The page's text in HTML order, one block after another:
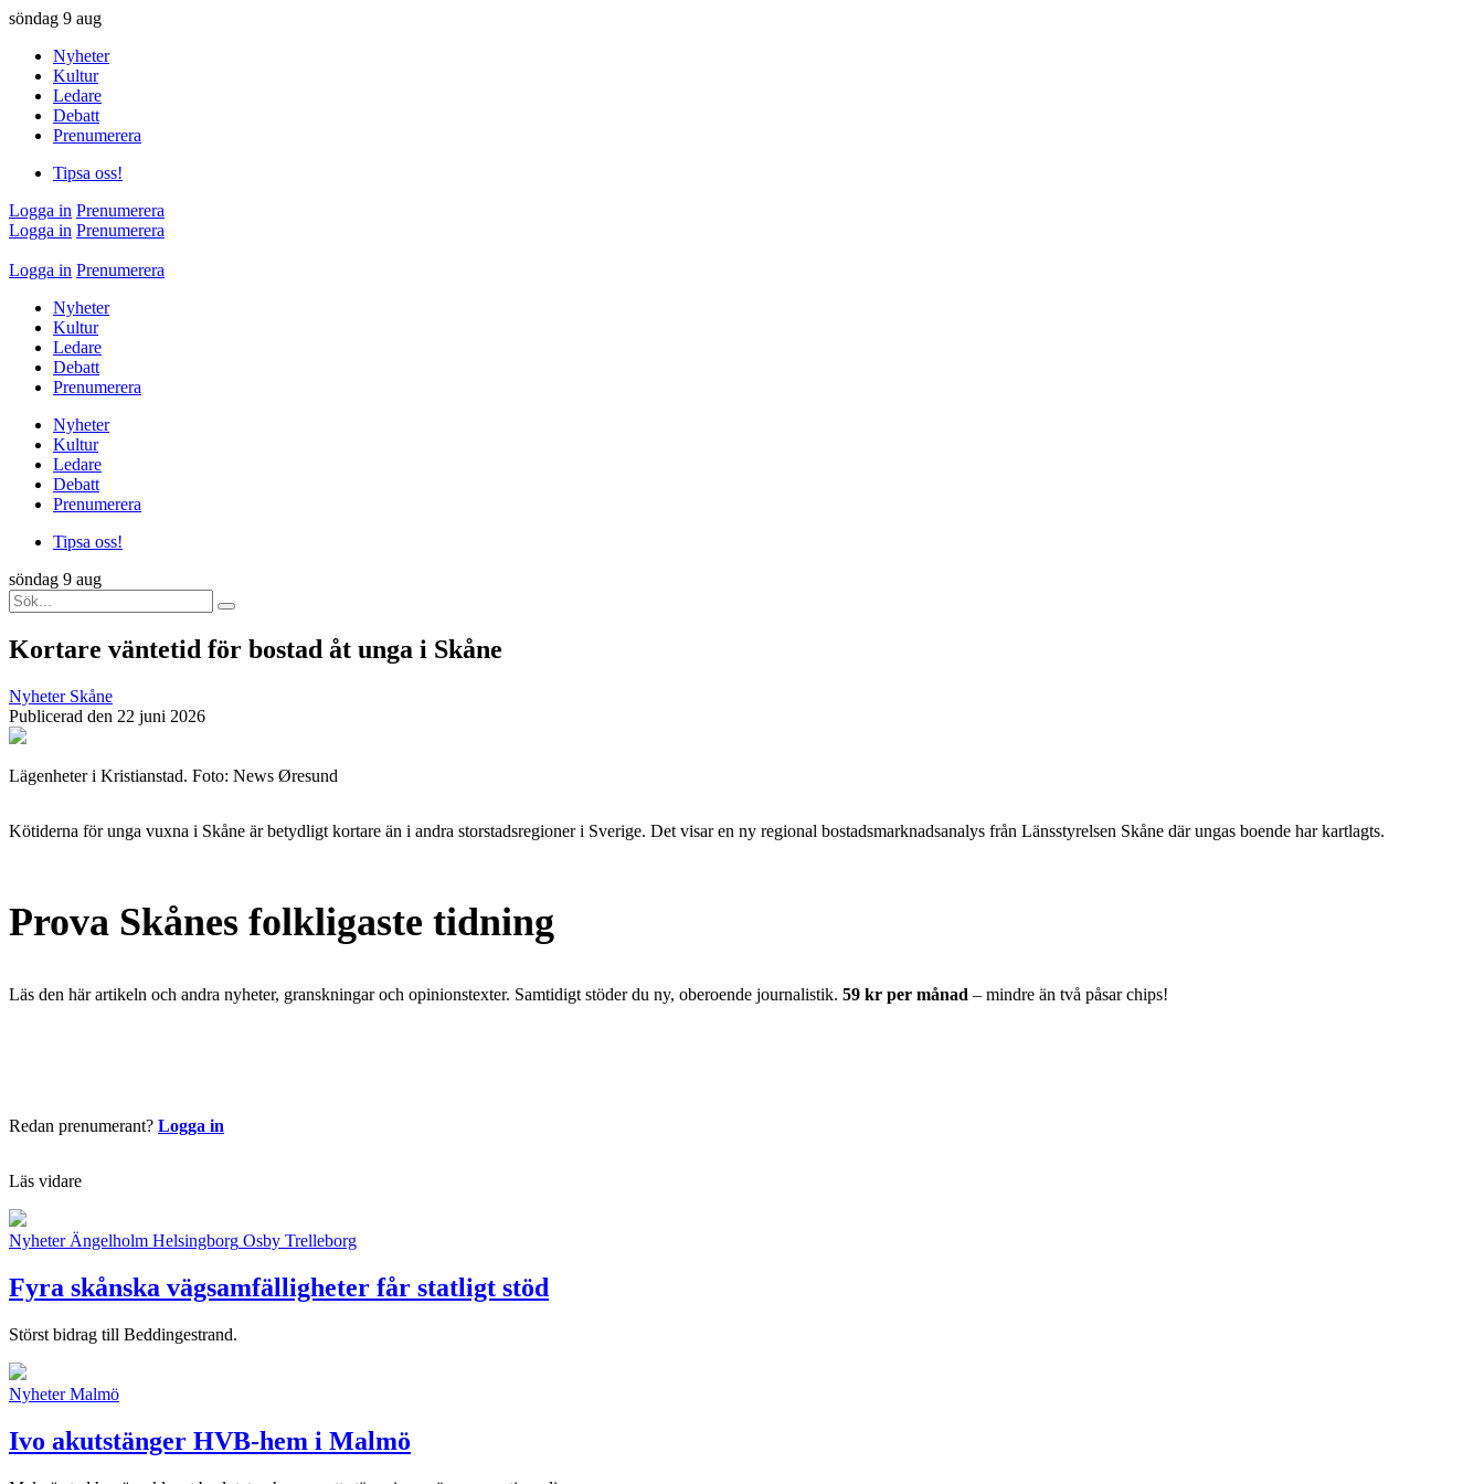
söndag 9 aug
Nyheter
Kultur
Ledare
Debatt
Prenumerera
Tipsa oss!
Logga in Prenumerera
Logga in Prenumerera
Logga in Prenumerera
Nyheter
Kultur
Ledare
Debatt
Prenumerera
Nyheter
Kultur
Ledare
Debatt
Prenumerera
Tipsa oss!
söndag 9 aug
Kortare väntetid för bostad åt unga i Skåne
Nyheter Skåne
Publicerad den 22 juni 2026
Lägenheter i Kristianstad. Foto: News Øresund
Kötiderna för unga vuxna i Skåne är betydligt kortare än i andra storstadsregioner i Sverige. Det visar en ny regional bostadsmarknadsanalys från Länsstyrelsen Skåne där ungas boende har kartlagts.
Prova Skånes folkligaste tidning
Läs den här artikeln och andra nyheter, granskningar och opinionstexter. Samtidigt stöder du ny, oberoende journalistik. 59 kr per månad – mindre än två påsar chips!
Redan prenumerant? Logga in
Läs vidare
Nyheter Ängelholm Helsingborg Osby Trelleborg
Fyra skånska vägsamfälligheter får statligt stöd
Störst bidrag till Beddingestrand.
Nyheter Malmö
Ivo akutstänger HVB-hem i Malmö